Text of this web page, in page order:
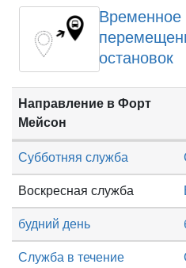
Временное
остановок
Направление в Форт
Мейсон
Субботняя служба
Воскресная служба
будний день
Служба в течение